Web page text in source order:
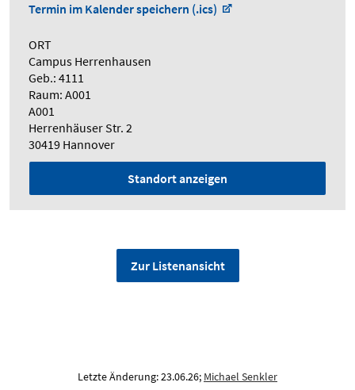
Termin im Kalender speichern (.ics)
ORT
Campus Herrenhausen
Geb.: 4111
Raum: A001
A001
Herrenhäuser Str. 2
30419 Hannover
Standort anzeigen
Zur Listenansicht
Letzte Änderung: 23.06.26; Michael Senkler